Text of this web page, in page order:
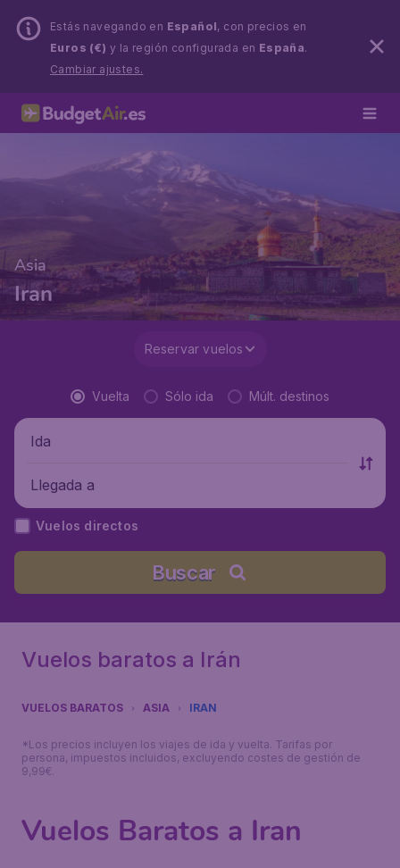
Estás navegando en Español, con precios en
Euros (€) y la región configurada en España.
Cambiar ajustes.
Asia
Iran
Reservar vuelos
Vuelta Sólo ida Múlt. destinos
Ida
Llegada a
Vuelos directos
Buscar
Vuelos baratos a Irán
VUELOS BARATOS ASIA IRAN
*Los precios incluyen los viajes de ida y vuelta. Tarifas por
persona, impuestos incluidos, excluyendo costes de gestión de
9,99€.
Vuelos Baratos a Iran